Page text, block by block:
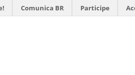
Comunica BR Participe